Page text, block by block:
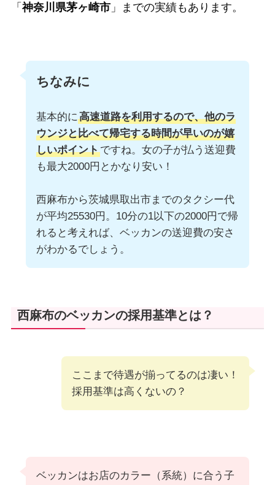
「 神奈川県茅ヶ崎市」までの実績もあります。
ちなみに
基本的に高速道路を利用するので、他のラ
ウンジと比べて帰宅する時間が早いのが嬉
しいポイントですね。女の子が払う送迎費
も最大2000円とかなり安い！
西麻布から茨城県取出市までのタクシー代
が平均25530円。10分の1以下の2000円で帰
れると考えれば、ベッカンの送迎費の安さ
がわかるでしょう。
西麻布のベッカンの採用基準とは？
ここまで待遇が揃ってるのは凄い！
採用基準は高くないの？
ベッカンはお店のカラー（系統）に合う子